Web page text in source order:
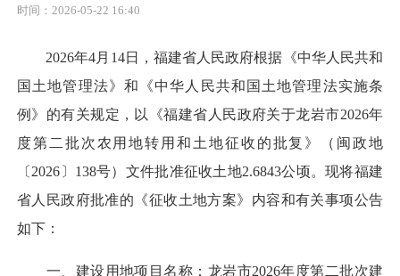
时间：2026-05-22 16:40
2026年4月14日，福建省人民政府根据《中华人民共和
国土地管理法》和《中华人民共和国土地管理法实施条
例》的有关规定，以《福建省人民政府关于龙岩市2026年
度第二批次农用地转用和土地征收的批复》（闽政地
〔2026〕138号）文件批准征收土地2.6843公顷。现将福建
省人民政府批准的《征收土地方案》内容和有关事项公告
如下：
一、建设用地项目名称：龙岩市2026年度第二批次建